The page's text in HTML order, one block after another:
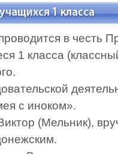
1 класса
в честь
1 класса
с иноком».
(Мельник),